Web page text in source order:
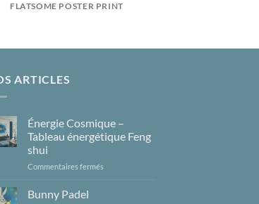
FLATSOME POSTER PRINT
ARTICLES
Énergie Cosmique –
Tableau énergétique Feng
shui
Commentaires fermés
Bunny Padel